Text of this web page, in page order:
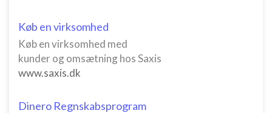
Køb en virksomhed
Køb en virksomhed med
kunder og omsætning hos Saxis
www.saxis.dk
Dinero Regnskabsprogram